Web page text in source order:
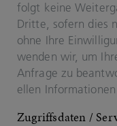
folgt keine
Drit­te, so­fern dies
ohne Ihre
wen­den wir, um
An­fra­ge zu
el­len
Zu­griffs­da­ten /